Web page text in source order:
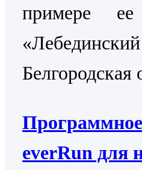
примере
Белгородская
Программное
everRun для